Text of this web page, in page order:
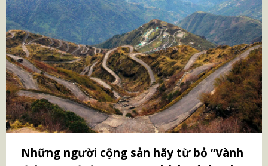
Những người cộng sản hãy từ bỏ “Vành